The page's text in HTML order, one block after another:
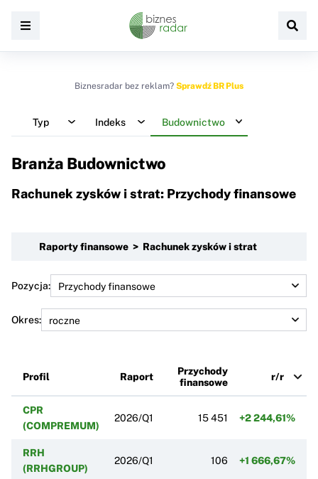
Biznesradar bez reklam? Sprawdź BR Plus
Typ Indeks Budownictwo
Branża Budownictwo
Rachunek zysków i strat: Przychody finansowe
Raporty finansowe > Rachunek zysków i strat
Pozycja:
Okres:
Profil Raport
Przychody
finansowe
r/r
CPR
(COMPREMUM)
2026/Q1 15 451 +2 244,61%
RRH
(RRHGROUP)
2026/Q1 106 +1 666,67%